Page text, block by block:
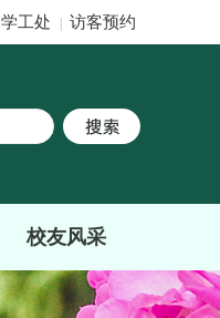
学工处 访客预约
校友风采